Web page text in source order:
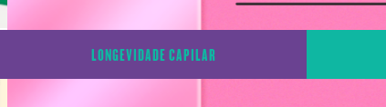
LONGEVIDADE CAPILAR